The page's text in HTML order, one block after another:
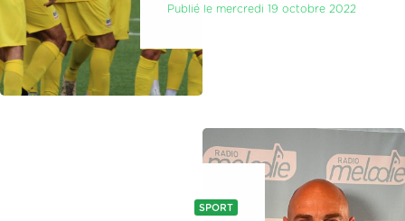
Publié le mercredi 19 octobre 2022
SPORT